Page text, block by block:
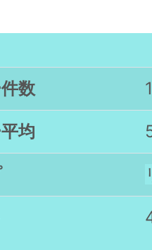
数 1
均